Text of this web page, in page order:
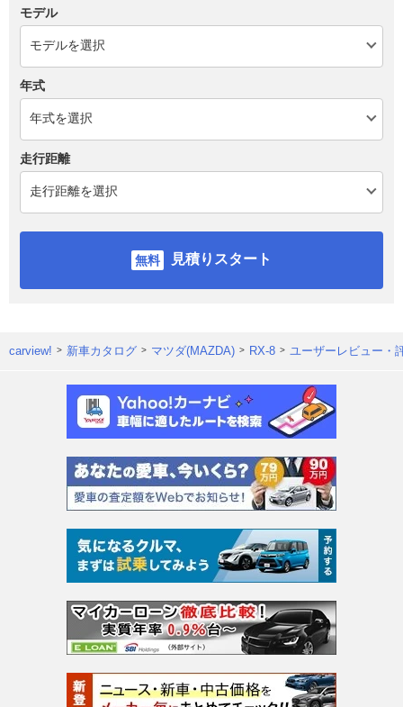
モデル
年式
走行距離
見積りスタート
carview! 新車カタログ マツダ(MAZDA) RX-8 ユーザーレビュー・